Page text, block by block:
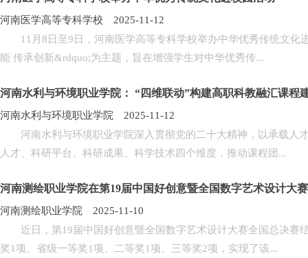
河南医学高等专科学校 2025-11-12
11月8日至9日，河南医学高等专科学校举办中华优秀传统文化
能 传承创新&rdquo;为主题，旨在增强学生对中华优秀传...
河南水利与环境职业学院： “四维联动”构建高职科教融汇课程
河南水利与环境职业学院 2025-11-12
河南水利与环境职业学院深入贯彻党的二十大精神，以承载人
人才、科研平台、科研成果、科学技术四个维度，推动课程团...
河南测绘职业学院在第19届中国好创意暨全国数字艺术设计大
河南测绘职业学院 2025-11-10
近日，第19届中国好创意暨全国数字艺术设计大赛全国总决赛
奖1项、省级一等奖1项、二等奖1项、三等奖2项，实现了该...